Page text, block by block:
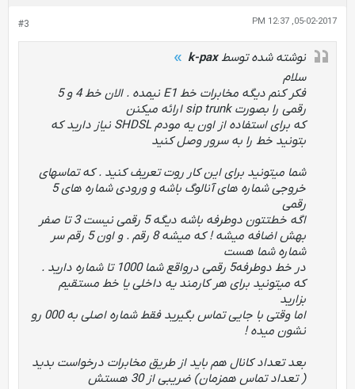
#3 05-02-2017, 12:37 PM
نوشته شده توسطk-pax
سلام
فکر کنم دیگه مخابرات خط E1 نیمده . الان خط 4 و 5
رقمی را بصورت sip trunk ارائه میکنن
که برای استفاده از اون یه مودم SHDSL نیاز دارید که
بتونید خط را به سرور وصل کنید
شما میتونید برای این کار روت تعریف کنید . که تماسهای
خروجی شماره های آنالوگ باشه و ورودی شماره های 5
رقمی
اگه خطتتون دوطرفه باشه دیگه 5 رقمی نیست 3 تا صفر
بهش اضافه میشه ! که میشه 8 رقم . و اون 5 رقم سر
شماره شما هست
در خط دوطرفه5 رقمی درواقع شما 1000 تا شماره دارید .
که میتونید برای هر کارمند یه داخلی یا خط مستقیم
بزارید
اما وقتی با جایی تماس بگیرید فقط شماره اصلی به 000 رو
نشون میده !
بعد تعداد کانال هم باید از طریق مخابرات درخواست بدید
( تعداد تماس همزمان) ضریبی از 30 هستش